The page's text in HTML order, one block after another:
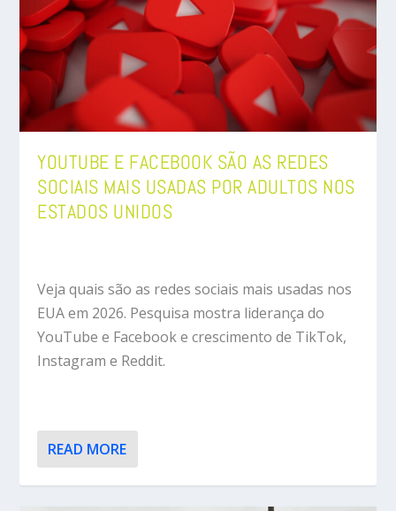
YOUTUBE E FACEBOOK SÃO AS REDES
SOCIAIS MAIS USADAS POR ADULTOS NOS
ESTADOS UNIDOS
Veja quais são as redes sociais mais usadas nos
EUA em 2026. Pesquisa mostra liderança do
YouTube e Facebook e crescimento de TikTok,
Instagram e Reddit.
READ MORE